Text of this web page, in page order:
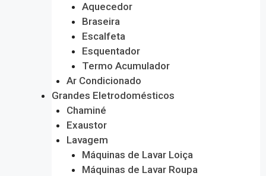
Aquecedor
Braseira
Escalfeta
Esquentador
Termo Acumulador
Ar Condicionado
Grandes Eletrodomésticos
Chaminé
Exaustor
Lavagem
Máquinas de Lavar Loiça
Máquinas de Lavar Roupa